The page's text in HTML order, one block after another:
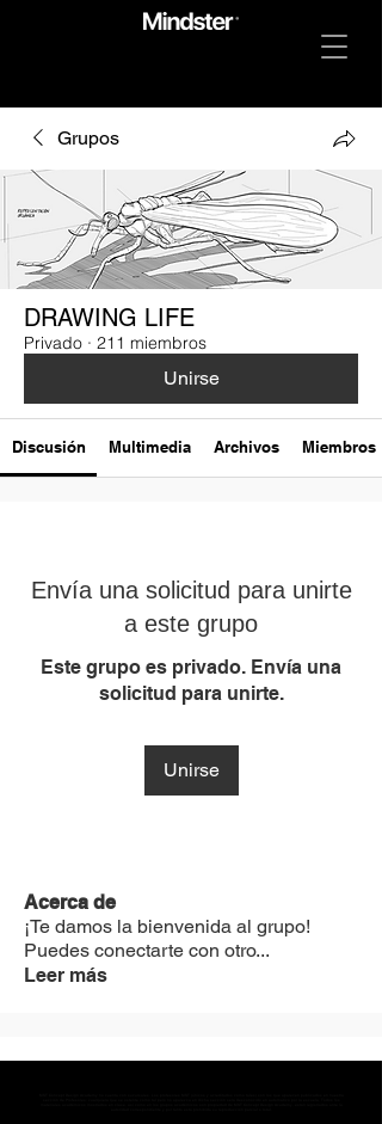
Grupos
DRAWING LIFE
Privado · 211 miembros
Unirse
Discusión Multimedia Archivos Miembros
Envía una solicitud para unirte
a este grupo
Este grupo es privado. Envía una
solicitud para unirte.
Unirse
Acerca de
¡Te damos la bienvenida al grupo!
Puedes conectarte con otro...
Leer más